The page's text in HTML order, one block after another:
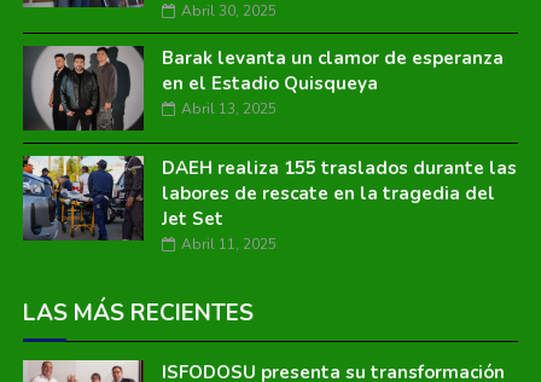
Abril 30, 2025
Barak levanta un clamor de esperanza
en el Estadio Quisqueya
Abril 13, 2025
DAEH realiza 155 traslados durante las
labores de rescate en la tragedia del
Jet Set
Abril 11, 2025
LAS MÁS RECIENTES
ISFODOSU presenta su transformación